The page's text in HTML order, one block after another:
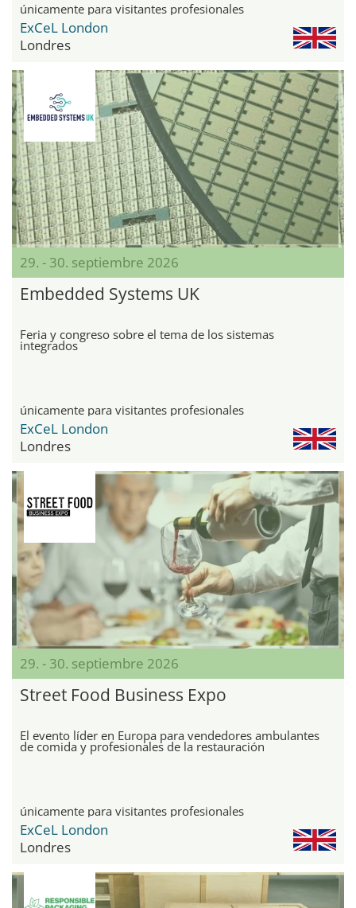
únicamente para visitantes profesionales
ExCeL London
Londres
29. - 30. septiembre 2026
Embedded Systems UK
Feria y congreso sobre el tema de los sistemas
integrados
únicamente para visitantes profesionales
ExCeL London
Londres
29. - 30. septiembre 2026
Street Food Business Expo
El evento líder en Europa para vendedores ambulantes
de comida y profesionales de la restauración
únicamente para visitantes profesionales
ExCeL London
Londres